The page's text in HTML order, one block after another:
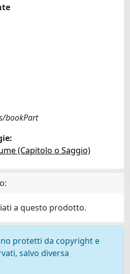
bookPart
(Capitolo o Saggio)
a questo prodotto.
protetti da copyright e
salvo diversa